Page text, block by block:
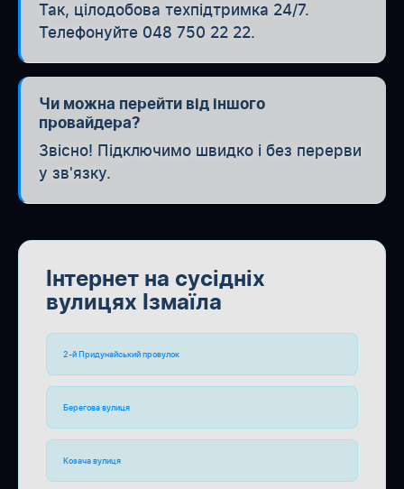
Так, цілодобова техпідтримка 24/7.
Телефонуйте 048 750 22 22.
Чи можна перейти від іншого
провайдера?
Звісно! Підключимо швидко і без перерви
у зв'язку.
Інтернет на сусідніх
вулицях Ізмаїла
2-й Придунайський провулок
Берегова вулиця
Козача вулиця